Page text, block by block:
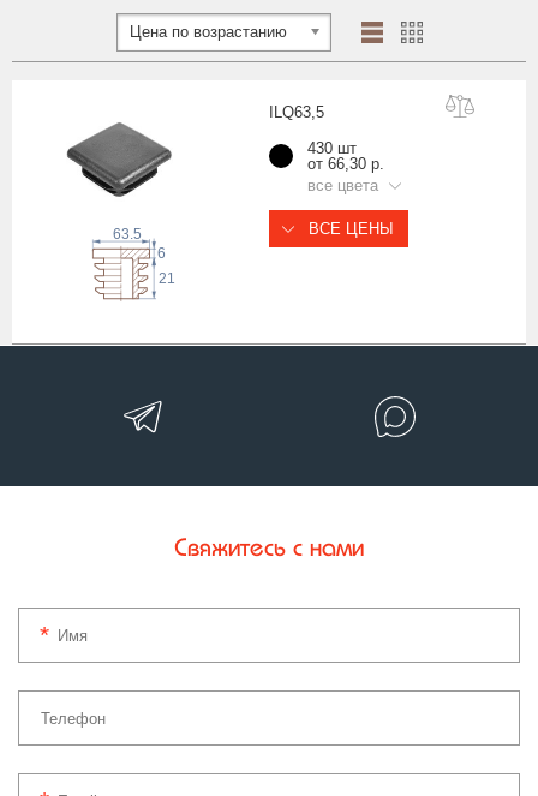
Цена по возрастанию
ILQ63,5
6
21
63.5
430 шт
от 66,30 р.
все цвета
ВСЕ ЦЕНЫ
Свяжитесь с нами